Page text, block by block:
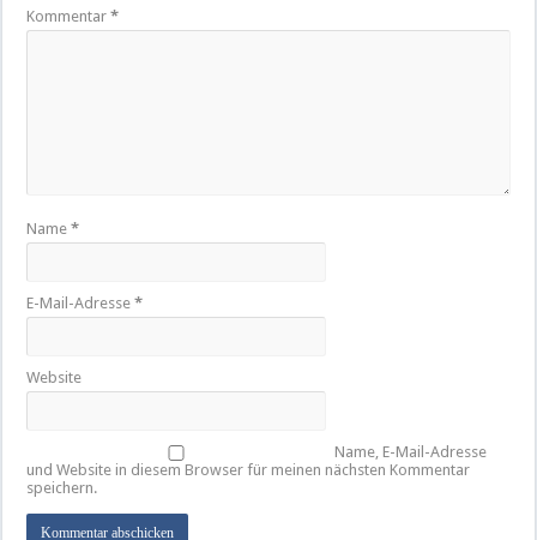
Kommentar*
Name*
E-Mail-Adresse*
Website
Name, E-Mail-Adresse
und Website in diesem Browser für meinen nächsten Kommentar
speichern.